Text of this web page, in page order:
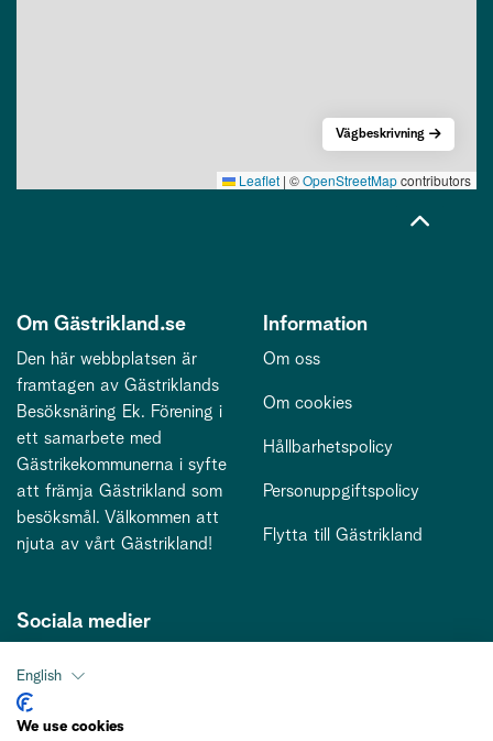
Leaflet | ©OpenStreetMapcontributors
Vägbeskrivning
Om Gästrikland.se
Den här webbplatsen är
framtagen av Gästriklands
Besöksnäring Ek. Förening i
ett samarbete med
Gästrikekommunerna i syfte
att främja Gästrikland som
besöksmål. Välkommen att
njuta av vårt Gästrikland!
Information
Om oss
Om cookies
Hållbarhetspolicy
Personuppgiftspolicy
Flytta till Gästrikland
Sociala medier
Kontakt
English
We use cookies